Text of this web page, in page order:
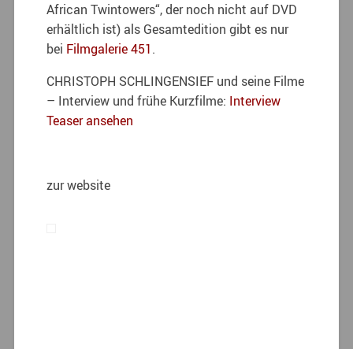
African Twintowers“, der noch nicht auf DVD
erhältlich ist) als Gesamtedition gibt es nur
bei Filmgalerie 451.
CHRISTOPH SCHLINGENSIEF und seine Filme
– Interview und frühe Kurzfilme: Interview
Teaser ansehen
zur website